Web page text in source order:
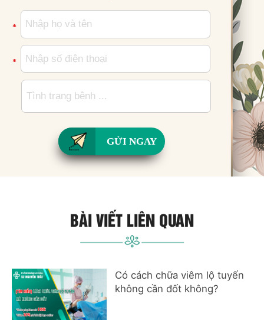
*
*
GỬI NGAY
BÀI VIẾT LIÊN QUAN
Có cách chữa viêm lộ tuyến
không cần đốt không?